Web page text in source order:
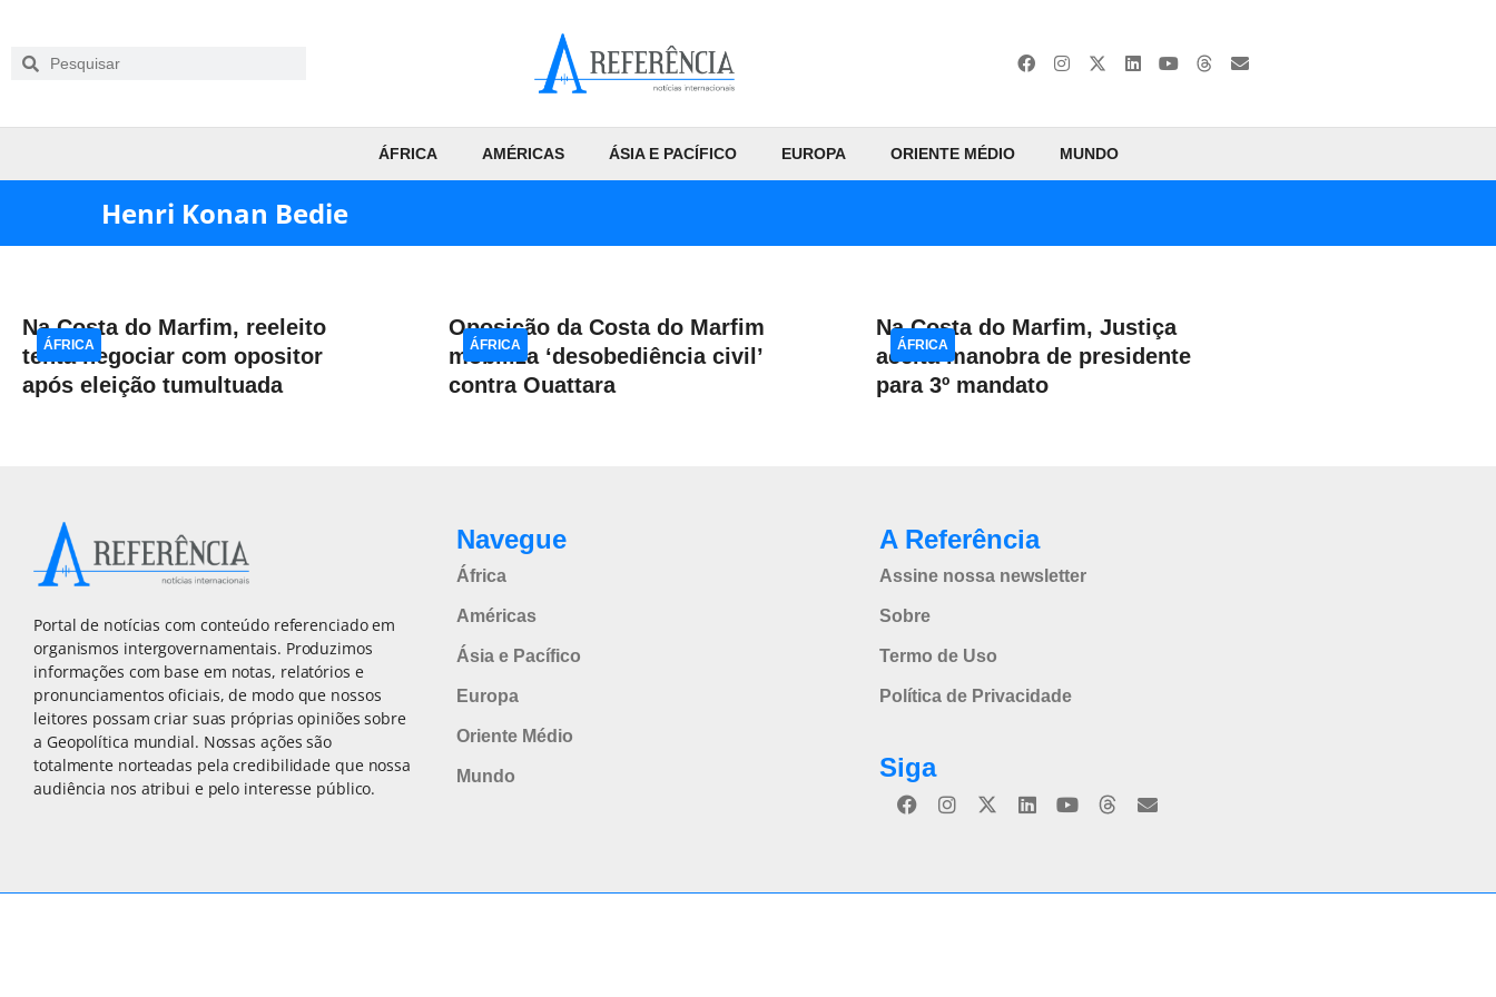
ÁFRICA AMÉRICAS ÁSIA E PACÍFICO EUROPA ORIENTE MÉDIO MUNDO
Henri Konan Bedie
Na Costa do Marfim, reeleito
tenta negociar com opositor
após eleição tumultuada
ÁFRICA
Oposição da Costa do Marfim
mobiliza ‘desobediência civil’
contra Ouattara
ÁFRICA
Na Costa do Marfim, Justiça
aceita manobra de presidente
para 3º mandato
ÁFRICA
Portal de notícias com conteúdo referenciado em
organismos intergovernamentais. Produzimos
informações com base em notas, relatórios e
pronunciamentos oficiais, de modo que nossos
leitores possam criar suas próprias opiniões sobre
a Geopolítica mundial. Nossas ações são
totalmente norteadas pela credibilidade que nossa
audiência nos atribui e pelo interesse público.
Navegue
África
Américas
Ásia e Pacífico
Europa
Oriente Médio
Mundo
A Referência
Assine nossa newsletter
Sobre
Termo de Uso
Política de Privacidade
Siga